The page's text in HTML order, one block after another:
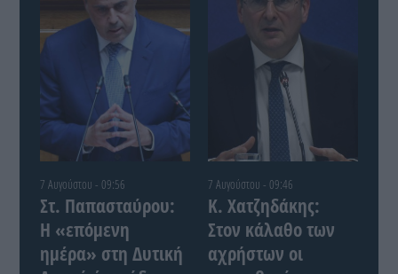
7 Αυγούστου - 09:56
Στ. Παπασταύρου:
Η «επόμενη
ημέρα» στη Δυτική
7 Αυγούστου - 09:46
Κ. Χατζηδάκης:
Στον κάλαθο των
αχρήστων οι